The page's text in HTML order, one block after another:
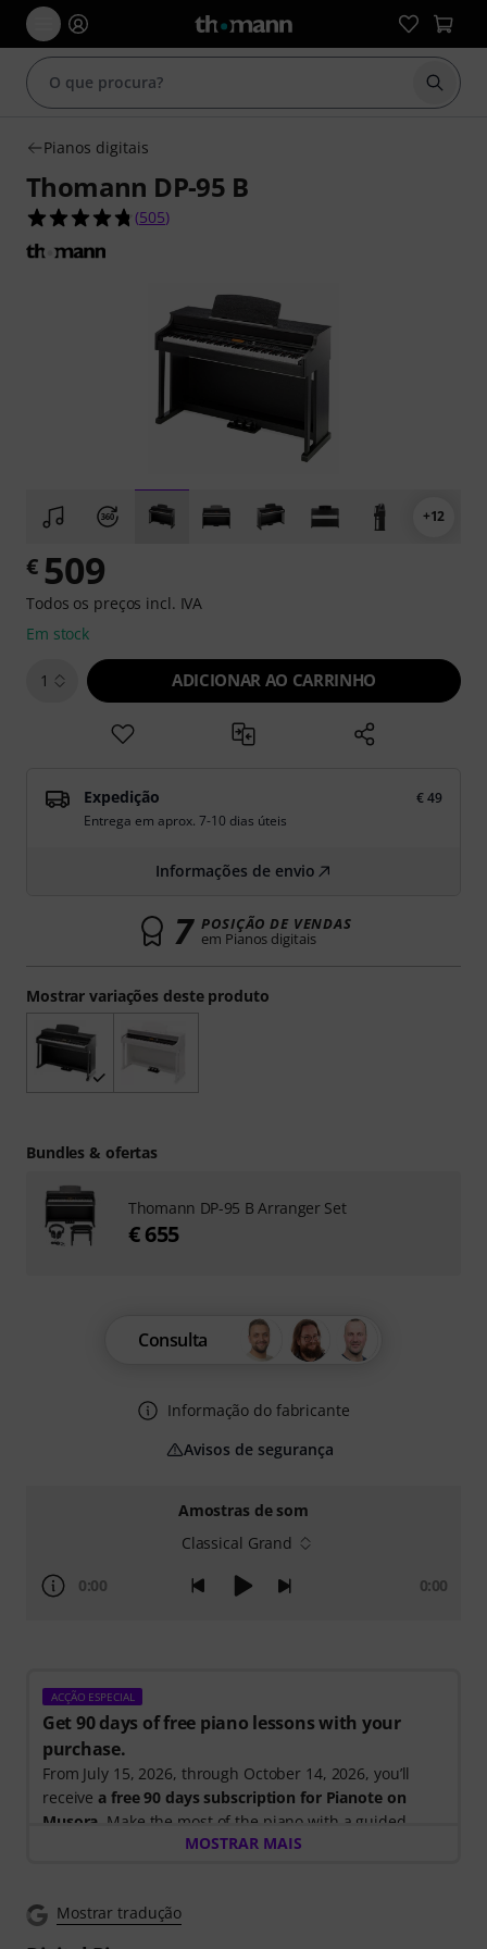
Iniciar
Pianos digitais
Thomann DP-95 B
4.7 de 5 estrelas de 505 avaliações de clientes
(505)
+12
Amostras de som
Classical Grand
0:00 0:00
ACÇÃO ESPECIAL
Get 90 days of free piano lessons with your
purchase.
From July 15, 2026, through October 14, 2026, you’ll
receivea free 90 days subscription for Pianote on
Musora . Make the most of the piano with a guided
learning path that shows you exactly what to practice
Whether you're just getting started or looking to
MOSTRAR MAIS
Mostrar tradução
Mostrar variações deste produto
€ 509
Todos os preços incl. IVA
Em stock
1 ADICIONAR AO CARRINHO
Expedição
€ 49
Entrega em aprox. 7-10 dias úteis
Informações de envio
7 POSIÇÃO DE VENDAS
em Pianos digitais
Consulta
Informação do fabricante
Avisos de segurança
Bundles & ofertas
Thomann DP-95 B Arranger Set
€ 655